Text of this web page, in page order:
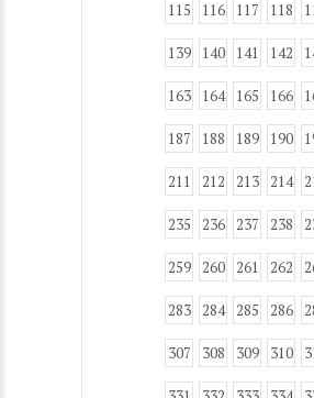
115 116 117 118
139 140 141 142
163 164 165 166
187 188 189 190
211 212 213 214
235 236 237 238
259 260 261 262
283 284 285 286
307 308 309 310